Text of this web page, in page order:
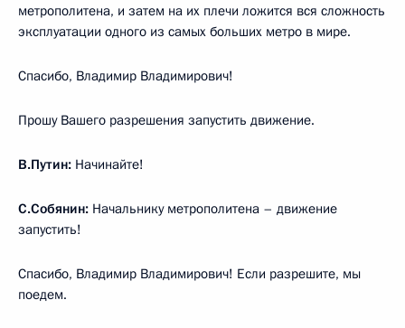
метрополитена, и затем на их плечи ложится вся сложность
эксплуатации одного из самых больших метро в мире.
Спасибо, Владимир Владимирович!
Прошу Вашего разрешения запустить движение.
В.Путин: Начинайте!
С.Собянин: Начальнику метрополитена – движение
запустить!
Спасибо, Владимир Владимирович! Если разрешите, мы
поедем.